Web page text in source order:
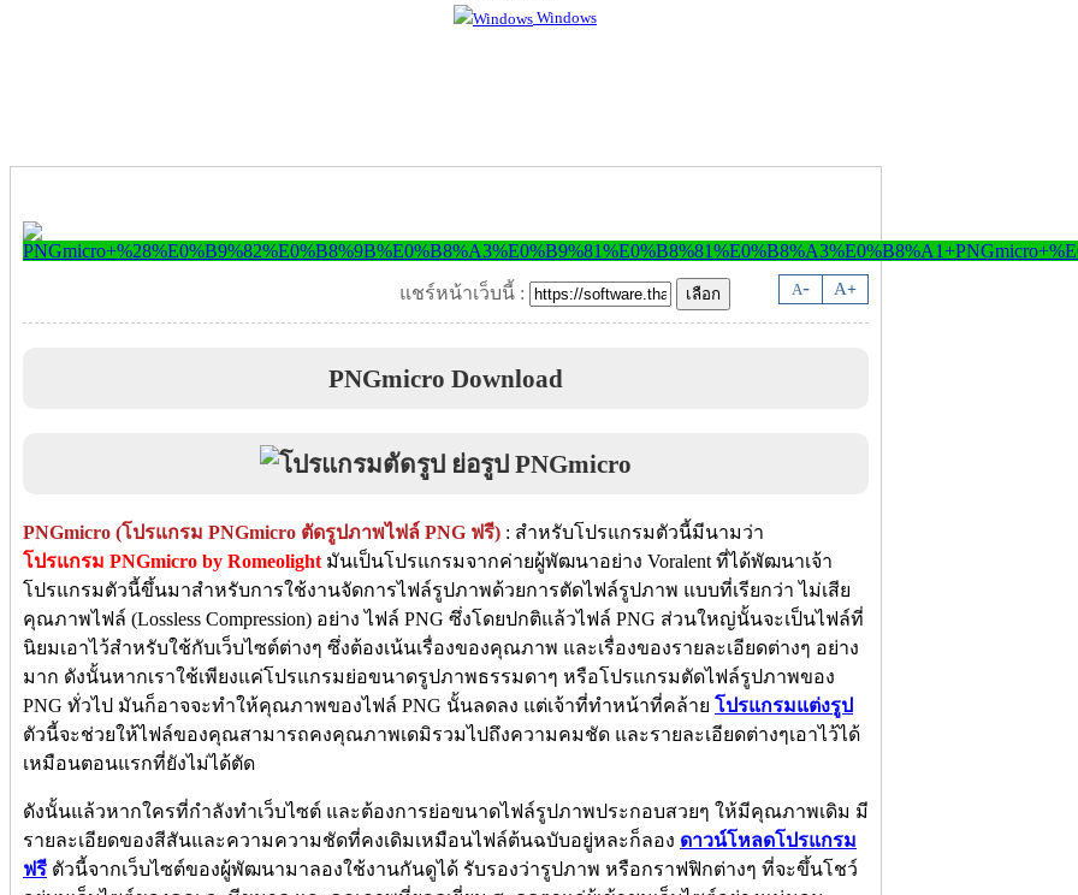
Windows
A- A+
แชร์หน้าเว็บนี้ :
PNGmicro Download
PNGmicro (โปรแกรม PNGmicro ตัดรูปภาพไฟล์ PNG ฟรี) : สำหรับโปรแกรมตัวนี้มีนามว่า
โปรแกรม PNGmicro by Romeolight มันเป็นโปรแกรมจากค่ายผู้พัฒนาอย่าง Voralent ที่ได้พัฒนาเจ้า
โปรแกรมตัวนี้ขึ้นมาสำหรับการใช้งานจัดการไฟล์รูปภาพด้วยการตัดไฟล์รูปภาพ แบบที่เรียกว่า ไม่เสีย
คุณภาพไฟล์ (Lossless Compression) อย่าง ไฟล์ PNG ซึ่งโดยปกติแล้วไฟล์ PNG ส่วนใหญ่นั้นจะเป็นไฟล์ที่
นิยมเอาไว้สำหรับใช้กับเว็บไซต์ต่างๆ ซึ่งต้องเน้นเรื่องของคุณภาพ และเรื่องของรายละเอียดต่างๆ อย่าง
มาก ดังนั้นหากเราใช้เพียงแค่โปรแกรมย่อขนาดรูปภาพธรรมดาๆ หรือโปรแกรมตัดไฟล์รูปภาพของ
PNG ทั่วไป มันก็อาจจะทำให้คุณภาพของไฟล์ PNG นั้นลดลง แต่เจ้าที่ทำหน้าที่คล้าย โปรแกรมแต่งรูป
ตัวนี้จะช่วยให้ไฟล์ของคุณสามารถคงคุณภาพเดมิรวมไปถึงความคมชัด และรายละเอียดต่างๆเอาไว้ได้
เหมือนตอนแรกที่ยังไม่ได้ตัด
ดังนั้นแล้วหากใครที่กำลังทำเว็บไซต์ และต้องการย่อขนาดไฟล์รูปภาพประกอบสวยๆ ให้มีคุณภาพเดิม มี
รายละเอียดของสีสันและความความชัดที่คงเดิมเหมือนไฟล์ต้นฉบับอยู่หละก็ลอง ดาวน์โหลดโปรแกรม
ฟรี ตัวนี้จากเว็บไซต์ของผู้พัฒนามาลองใช้งานกันดูได้ รับรองว่ารูปภาพ หรือกราฟฟิกต่างๆ ที่จะขึ้นโชว์